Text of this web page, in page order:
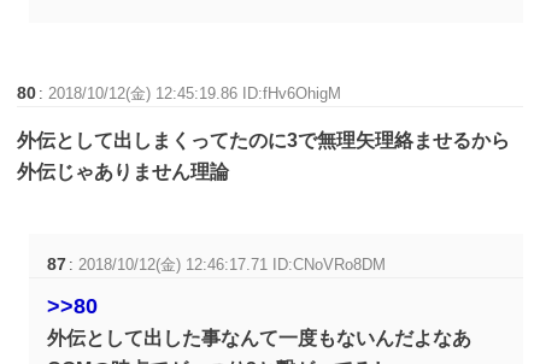
80 : 2018/10/12(金) 12:45:19.86 ID:fHv6OhigM
外伝として出しまくってたのに3で無理矢理絡ませるから
外伝じゃありません理論
87 : 2018/10/12(金) 12:46:17.71 ID:CNoVRo8DM
>>80
外伝として出した事なんて一度もないんだよなあ